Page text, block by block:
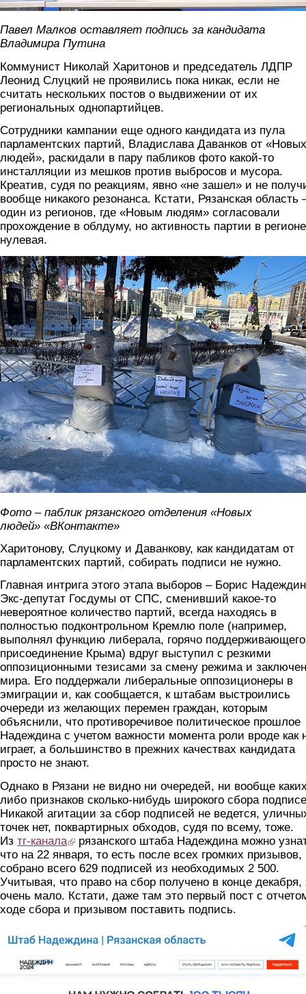
Павел Малков оставляет подпись за кандидата
Владимира Путина
Коммунист Николай Харитонов и председатель ЛДПР
Леонид Слуцкий не проявились пока никак, если не
считать нескольких постов о выдвижении от их
региональных однопартийцев.
Сотрудники кампании еще одного кандидата из пула
парламентских партий, Владислава Даванков от «Новых
людей», раскидали в пару пабликов фото какой-то
инсталляции из мешков против выбросов и мусора.
Креатив, судя по реакциям, явно «не зашел» и не
вообще никакого резонанса. Кстати, Рязанская область
один из регионов, где «Новым людям» согласовали
прохождение в облдуму, но активность партии в регионе
нулевая.
foto3.jpg
Фото – паблик рязанского отделения «Новых
людей» «ВКонтакте»
Харитонову, Слуцкому и Даванкову, как кандидатам от
парламентских партий, собирать подписи не нужно.
Главная интрига этого этапа выборов – Борис
Экс-депутат Госдумы от СПС, сменивший какое-то
невероятное количество партий, всегда находясь в
полностью подконтрольном Кремлю поле (например,
выполнял функцию либерала, горячо поддерживающего
присоединение Крыма) вдруг выступил с резкими
оппозиционными тезисами за смену режима и
мира. Его поддержали либеральные оппозиционеры в
эмиграции и, как сообщается, к штабам выстроились
очереди из желающих перемен граждан, которым
объяснили, что противоречивое политическое прошлое
Надеждина с учетом важности момента роли вроде как
играет, а большинство в прежних качествах кандидата
просто не знают.
Однако в Рязани не видно ни очередей, ни вообще
либо признаков сколько-нибудь широкого сбора
Никакой агитации за сбор подписей не ведется,
точек нет, поквартирных обходов, судя по всему, тоже.
Из тг-канала(link is external)
рязанского штаба Надеждина можно
что на 22 января, то есть после всех громких призывов,
собрано всего 629 подписей из необходимых 2 500.
Учитывая, что право на сбор получено в конце декабря,
очень мало. Кстати, даже там это первый пост с
ходе сбора и призывом поставить подпись.
foto2.jpg